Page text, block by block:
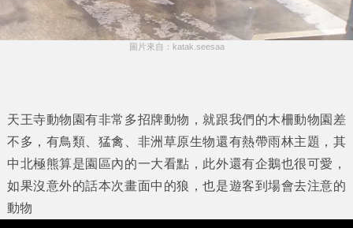
圖片來自：katak.seesaa
天王寺動物園有非常多招牌動物，就跟我們的木柵動物園差
不多，有鳥類、猛禽、非洲草原生物還有熱帶雨林主題，其
中北極熊算是園區內的一大看點，此外還有企鵝也很可愛，
如果沒意外的話本次畫面中的狼，也是遊客到場會去注意的
動物